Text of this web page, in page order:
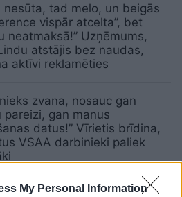
My Personal Information
nesūta, tad melo, un beigās
vispār atcelta”, bet
neatmaksā!” Uzņēmums,
atstājis bez naudas,
aktīvi reklamēties
zvana, nosauc gan
pareizi, gan manus
datus!” Vīrietis brīdina,
VSAA darbinieki paliek
vārdā izkrāpj